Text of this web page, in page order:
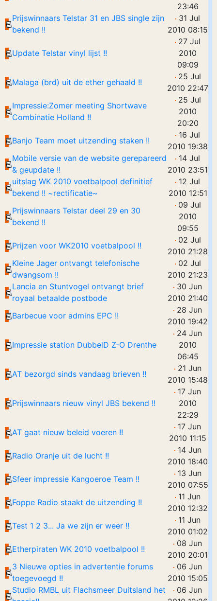
23:46
Prijswinnaars Telstar 31 en JBS single zijn
bekend !!
31 Jul
2010 08:15
Update Telstar vinyl lijst !!
27 Jul
2010
09:09
Malaga (brd) uit de ether gehaald !!
25 Jul
2010 22:47
Impressie:Zomer meeting Shortwave
Combinatie Holland !!
25 Jul
2010
20:20
Banjo Team moet uitzending staken !!
16 Jul
2010 19:38
Mobile versie van de website gerepareerd
& geupdate !!
14 Jul
2010 23:51
uitslag WK 2010 voetbalpool definitief
bekend !! ~rectificatie~
12 Jul
2010 12:51
Prijswinnaars Telstar deel 29 en 30
bekend !!
09 Jul
2010
09:55
Prijzen voor WK2010 voetbalpool !!
02 Jul
2010 21:28
Kleine Jager ontvangt telefonische
dwangsom !!
02 Jul
2010 21:23
Lancia en Stuntvogel ontvangt brief
royaal betaalde postbode
30 Jun
2010 21:40
Barbecue voor admins EPC !!
28 Jun
2010 19:42
Impressie station DubbelD Z-O Drenthe
24 Jun
2010
06:45
AT bezorgd sinds vandaag brieven !!
21 Jun
2010 15:48
Prijswinnaars nieuw vinyl JBS bekend !!
17 Jun
2010
22:29
AT gaat nieuw beleid voeren !!
17 Jun
2010 11:15
Radio Oranje uit de lucht !!
14 Jun
2010 18:40
Sfeer impressie Kangoeroe Team !!
13 Jun
2010 07:55
Foppe Radio staakt de uitzending !!
11 Jun
2010 12:32
Test 1 2 3... Ja we zijn er weer !!
11 Jun
2010 01:02
Etherpiraten WK 2010 voetbalpool !!
08 Jun
2010 20:01
3 Nieuwe opties in advertentie forums
toegevoegd !!
06 Jun
2010 15:05
Studio RMBL uit Flachsmeer Duitsland het
06 Jun